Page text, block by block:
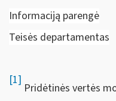
Informaciją parengė
Teisės departamentas
[1]
Pridėtinės vertės